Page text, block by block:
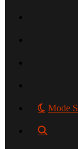
Mode